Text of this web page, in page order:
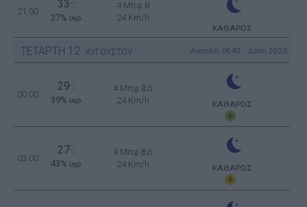
21:00
33
27% υγρ.
4 Μπφ B
24 Km/h
ΚΑΘΑΡΟΣ
ΤΕΤΑΡΤΗ 12 ΑΥΓΟΥΣΤΟΥ Ανατολή: 06:40 - Δύση 20:23
00:00
29
39% υγρ.
4 Μπφ ΒΔ
24 Km/h
ΚΑΘΑΡΟΣ
03:00
27
43% υγρ.
4 Μπφ ΒΔ
24 Km/h
ΚΑΘΑΡΟΣ